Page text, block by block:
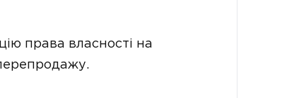
права власності на